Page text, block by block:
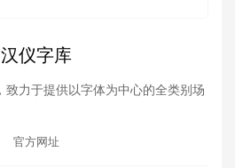
汉仪字库
力于提供以字体为中心的全类别场
官方网址